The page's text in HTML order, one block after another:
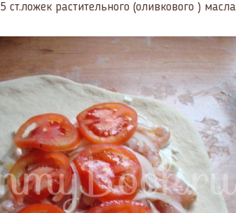
5 ст.ложек растительного (оливкового ) масла